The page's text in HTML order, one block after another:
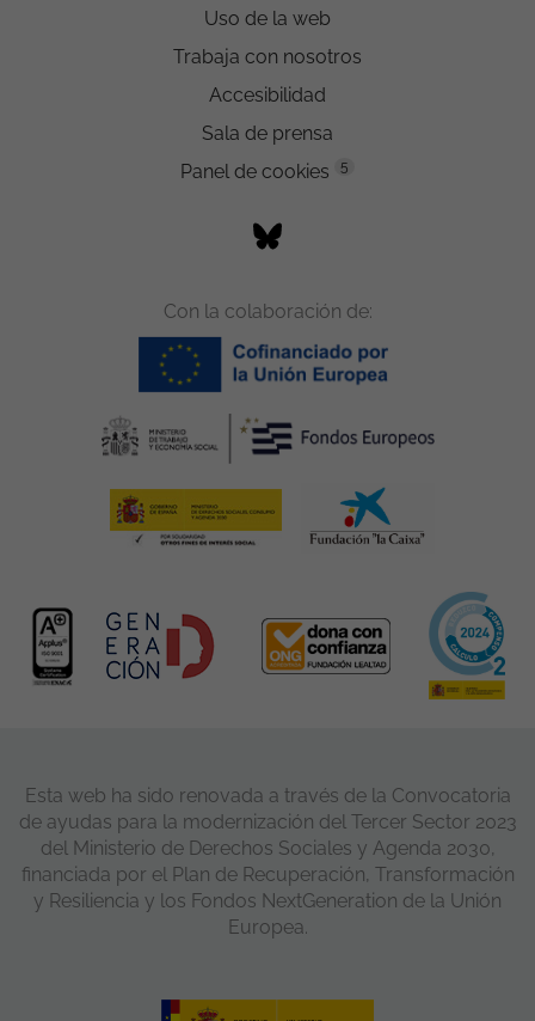
Uso de la web
Trabaja con nosotros
Accesibilidad
Sala de prensa
Panel de cookies
5
Con la colaboración de:
Esta web ha sido renovada a través de la Convocatoria
de ayudas para la modernización del Tercer Sector 2023
del Ministerio de Derechos Sociales y Agenda 2030,
financiada por el Plan de Recuperación, Transformación
y Resiliencia y los Fondos NextGeneration de la Unión
Europea.